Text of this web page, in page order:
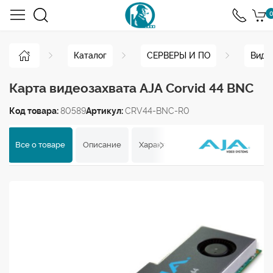
0
Каталог СЕРВЕРЫ И ПО
Карта видеозахвата AJA Corvid 44 BNC
Код товара:80589Артикул:CRV44-BNC-R0
Все о товаре Описание Характеристики Отзывы